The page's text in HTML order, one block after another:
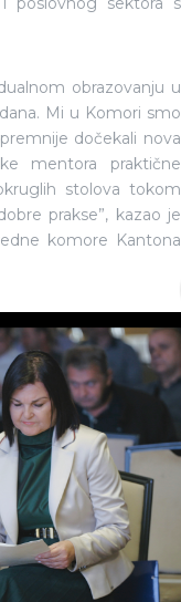
obrazovanju u
Mi u Komori smo
dočekali nova
mentora praktične
stolova tokom
prakse”, kazao je
komore Kantona